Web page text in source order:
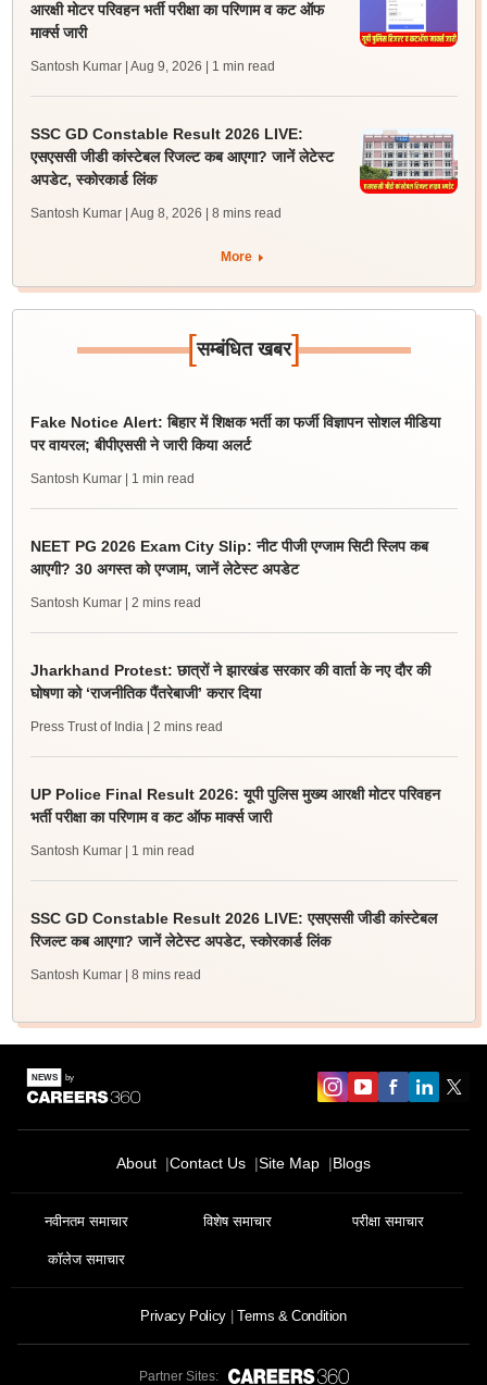
आरक्षी मोटर परिवहन भर्ती परीक्षा का परिणाम व कट ऑफ
मार्क्स जारी
Santosh Kumar | Aug 9, 2026 | 1 min read
SSC GD Constable Result 2026 LIVE:
एसएससी जीडी कांस्टेबल रिजल्ट कब आएगा? जानें लेटेस्ट
अपडेट, स्कोरकार्ड लिंक
Santosh Kumar | Aug 8, 2026 | 8 mins read
More
[सम्बंधित खबर]
Fake Notice Alert: बिहार में शिक्षक भर्ती का फर्जी विज्ञापन सोशल मीडिया
पर वायरल; बीपीएससी ने जारी किया अलर्ट
Santosh Kumar | 1 min read
NEET PG 2026 Exam City Slip: नीट पीजी एग्जाम सिटी स्लिप कब
आएगी? 30 अगस्त को एग्जाम, जानें लेटेस्ट अपडेट
Santosh Kumar | 2 mins read
Jharkhand Protest: छात्रों ने झारखंड सरकार की वार्ता के नए दौर की
घोषणा को ‘राजनीतिक पैंतरेबाजी’ करार दिया
Press Trust of India | 2 mins read
UP Police Final Result 2026: यूपी पुलिस मुख्य आरक्षी मोटर परिवहन
भर्ती परीक्षा का परिणाम व कट ऑफ मार्क्स जारी
Santosh Kumar | 1 min read
SSC GD Constable Result 2026 LIVE: एसएससी जीडी कांस्टेबल
रिजल्ट कब आएगा? जानें लेटेस्ट अपडेट, स्कोरकार्ड लिंक
Santosh Kumar | 8 mins read
About Contact Us Site Map Blogs
नवीनतम समाचार विशेष समाचार परीक्षा समाचार
कॉलेज समाचार
Privacy Policy Terms & Condition
Partner Sites: